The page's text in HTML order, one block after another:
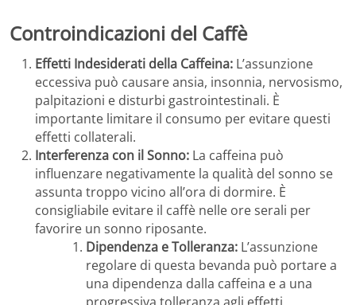
Controindicazioni del Caffè
Effetti Indesiderati della Caffeina: L’assunzione
eccessiva può causare ansia, insonnia, nervosismo,
palpitazioni e disturbi gastrointestinali. È
importante limitare il consumo per evitare questi
effetti collaterali.
Interferenza con il Sonno: La caffeina può
influenzare negativamente la qualità del sonno se
assunta troppo vicino all’ora di dormire. È
consigliabile evitare il caffè nelle ore serali per
favorire un sonno riposante.
Dipendenza e Tolleranza: L’assunzione
regolare di questa bevanda può portare a
una dipendenza dalla caffeina e a una
progressiva tolleranza agli effetti